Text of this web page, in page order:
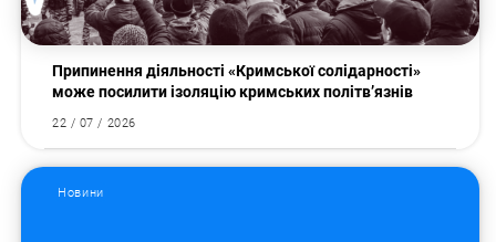
Припинення діяльності «Кримської солідарності»
може посилити ізоляцію кримських політв’язнів
22 / 07 / 2026
Новини